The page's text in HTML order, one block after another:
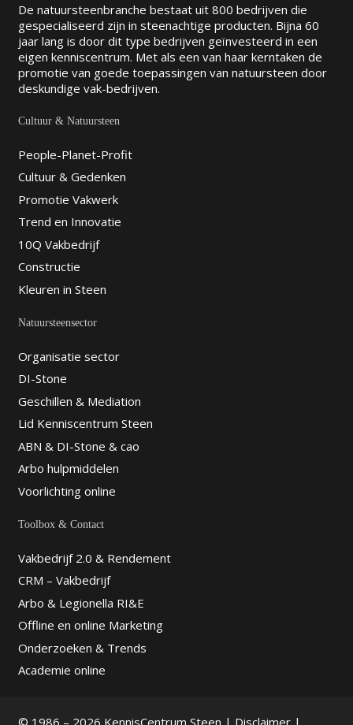
De natuursteenbranche bestaat uit 800 bedrijven die
gespecialiseerd zijn in steenachtige producten. Bijna 60
jaar lang is door dit type bedrijven geïnvesteerd in een
eigen kenniscentrum. Met als een van haar kerntaken de
promotie van goede toepassingen van natuursteen door
deskundige vak-bedrijven.
Cultuur & Natuursteen
People-Planet-Profit
Cultuur & Gedenken
Promotie Vakwerk
Trend en Innovatie
10Q Vakbedrijf
Constructie
Kleuren in Steen
Natuursteensector
Organisatie sector
DI-Stone
Geschillen & Mediation
Lid Kenniscentrum Steen
ABN & DI-Stone & cao
Arbo hulpmiddelen
Voorlichting online
Toolbox & Contact
Vakbedrijf 2.0 & Rendement
CRM – Vakbedrijf
Arbo & Legionella RI&E
Offline en online Marketing
Onderzoeken & Trends
Academie online
© 1986 – 2026 KennisCentrum Steen | Disclaimer|